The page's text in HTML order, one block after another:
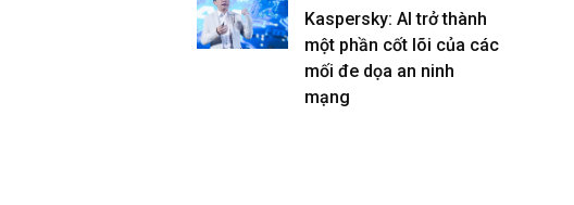
Kaspersky: AI trở thành
một phần cốt lõi của các
mối đe dọa an ninh
mạng